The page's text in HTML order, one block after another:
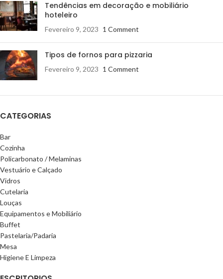
Tendências em decoração e mobiliário
hoteleiro
Fevereiro 9, 2023 1 Comment
Tipos de fornos para pizzaria
Fevereiro 9, 2023 1 Comment
CATEGORIAS
Bar
Cozinha
Policarbonato / Melaminas
Vestuário e Calçado
Vidros
Cutelaria
Louças
Equipamentos e Mobiliário
Buffet
Pastelaria/Padaria
Mesa
Higiene E Limpeza